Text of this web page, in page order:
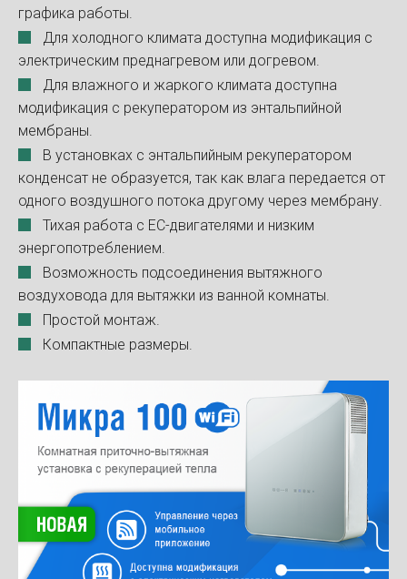
графика работы.
Для холодного климата доступна модификация с
электрическим преднагревом или догревом.
Для влажного и жаркого климата доступна
модификация с рекуператором из энтальпийной
мембраны.
В установках с энтальпийным рекуператором
конденсат не образуется, так как влага передается от
одного воздушного потока другому через мембрану.
Тихая работа с ЕС-двигателями и низким
энергопотреблением.
Возможность подсоединения вытяжного
воздуховода для вытяжки из ванной комнаты.
Простой монтаж.
Компактные размеры.